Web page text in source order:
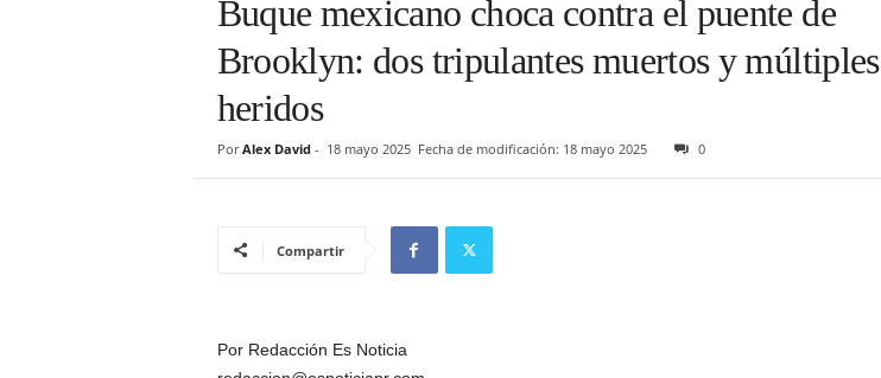
Buque mexicano choca contra el puente de
Brooklyn: dos tripulantes muertos y múltiples
heridos
Por Alex David- 18 mayo 2025 Fecha de modificación: 18 mayo 2025 0
Compartir
Por Redacción Es Noticia